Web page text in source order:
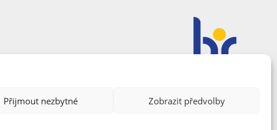
Přijmout nezbytné Zobrazit předvolby